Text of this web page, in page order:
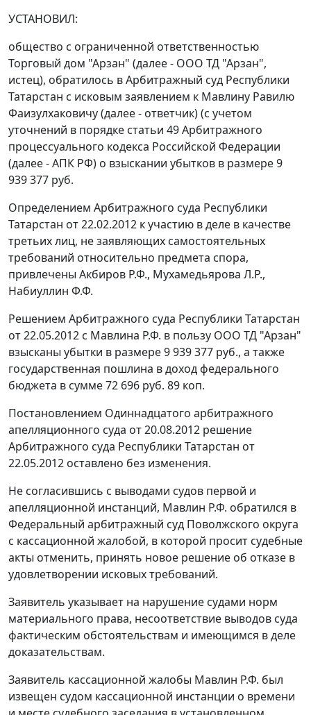
УСТАНОВИЛ:
общество с ограниченной ответственностью
Торговый дом "Арзан" (далее - ООО ТД "Арзан",
истец), обратилось в Арбитражный суд Республики
Татарстан с исковым заявлением к Мавлину Равилю
Фаизулхаковичу (далее - ответчик) (с учетом
уточнений в порядке статьи 49Арбитражного
процессуального кодекса Российской Федерации
(далее - АПК РФ) о взыскании убытков в размере 9
939 377 руб.
Определением Арбитражного суда Республики
Татарстан от 22.02.2012 к участию в деле в качестве
третьих лиц, не заявляющих самостоятельных
требований относительно предмета спора,
привлечены Акбиров Р.Ф., Мухамедьярова Л.Р.,
Набиуллин Ф.Ф.
Решением Арбитражного суда Республики Татарстан
от 22.05.2012 с Мавлина Р.Ф. в пользу ООО ТД "Арзан"
взысканы убытки в размере 9 939 377 руб., а также
государственная пошлина в доход федерального
бюджета в сумме 72 696 руб. 89 коп.
Постановлением Одиннадцатого арбитражного
апелляционного суда от 20.08.2012 решение
Арбитражного суда Республики Татарстан от
22.05.2012 оставлено без изменения.
Не согласившись с выводами судов первой и
апелляционной инстанций, Мавлин Р.Ф. обратился в
Федеральный арбитражный суд Поволжского округа
с кассационной жалобой, в которой просит судебные
акты отменить, принять новое решение об отказе в
удовлетворении исковых требований.
Заявитель указывает на нарушение судами норм
материального права, несоответствие выводов суда
фактическим обстоятельствам и имеющимся в деле
доказательствам.
Заявитель кассационной жалобы Мавлин Р.Ф. был
извещен судом кассационной инстанции о времени